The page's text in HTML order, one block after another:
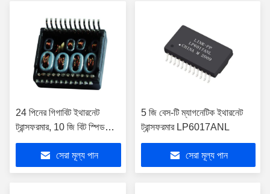
24 পিনের গিগাবিট ইথারনেট
ট্রান্সফরমার, 10 জি বিট স্পিড
ইথারনেট বিচ্ছিন্নতা ট্রান্সফরমার
সেরা মূল্য পান
5 জি বেস-টি ম্যাগনেটিক ইথারনেট
ট্রান্সফরমার LP6017ANL
সেরা মূল্য পান